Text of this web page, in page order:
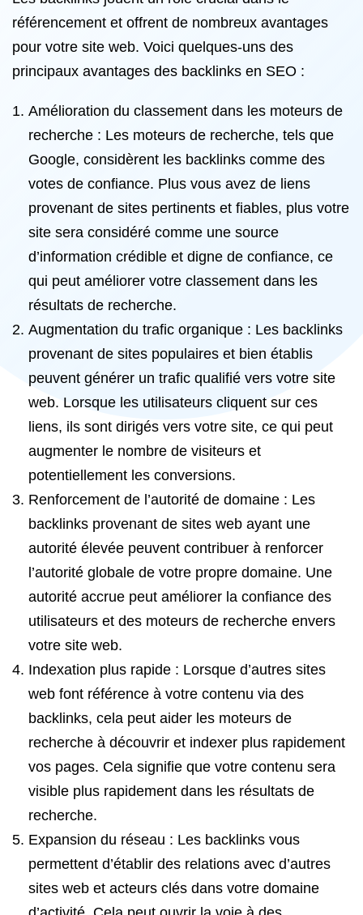
référencement et offrent de nombreux avantages
pour votre site web. Voici quelques-uns des
principaux avantages des backlinks en SEO :
Amélioration du classement dans les moteurs de
recherche : Les moteurs de recherche, tels que
Google, considèrent les backlinks comme des
votes de confiance. Plus vous avez de liens
provenant de sites pertinents et fiables, plus votre
site sera considéré comme une source
d’information crédible et digne de confiance, ce
qui peut améliorer votre classement dans les
résultats de recherche.
Augmentation du trafic organique : Les backlinks
provenant de sites populaires et bien établis
peuvent générer un trafic qualifié vers votre site
web. Lorsque les utilisateurs cliquent sur ces
liens, ils sont dirigés vers votre site, ce qui peut
augmenter le nombre de visiteurs et
potentiellement les conversions.
Renforcement de l’autorité de domaine : Les
backlinks provenant de sites web ayant une
autorité élevée peuvent contribuer à renforcer
l’autorité globale de votre propre domaine. Une
autorité accrue peut améliorer la confiance des
utilisateurs et des moteurs de recherche envers
votre site web.
Indexation plus rapide : Lorsque d’autres sites
web font référence à votre contenu via des
backlinks, cela peut aider les moteurs de
recherche à découvrir et indexer plus rapidement
vos pages. Cela signifie que votre contenu sera
visible plus rapidement dans les résultats de
recherche.
Expansion du réseau : Les backlinks vous
permettent d’établir des relations avec d’autres
sites web et acteurs clés dans votre domaine